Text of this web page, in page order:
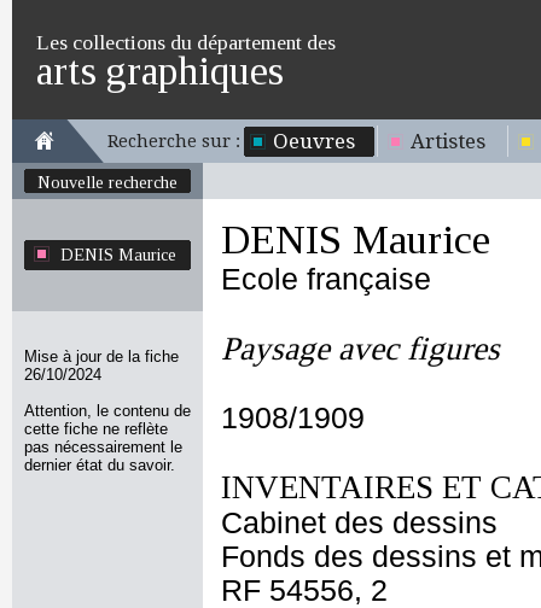
Les collections du département des
arts graphiques
Recherche sur : Oeuvres Artistes
Nouvelle recherche
DENIS Maurice
Mise à jour de la fiche
26/10/2024
Attention, le contenu de
cette fiche ne reflète
pas nécessairement le
dernier état du savoir.
DENIS Maurice
Ecole française
Paysage avec figures
1908/1909
INVENTAIRES ET
Cabinet des dessins
Fonds des dessins et
RF 54556, 2